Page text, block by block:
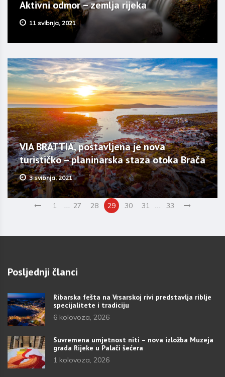
Aktivni odmor – zemlja rijeka
11 svibnja, 2021
VIA BRATTIA, postavljena je nova
turističko – planinarska staza otoka Brača
3 svibnja, 2021
1 27 28 29 30 31 33
Posljednji članci
Ribarska fešta na Vrsarskoj rivi predstavlja riblje
specijalitete i tradiciju
6 kolovoza, 2026
Suvremena umjetnost niti – nova izložba Muzeja
grada Rijeke u Palači šećera
1 kolovoza, 2026